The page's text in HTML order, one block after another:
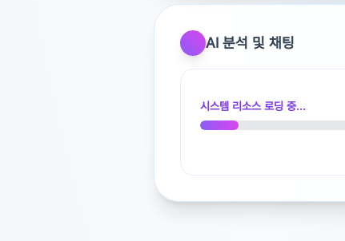
AI 분석 및 채팅
시스템 리소스 로딩 중...